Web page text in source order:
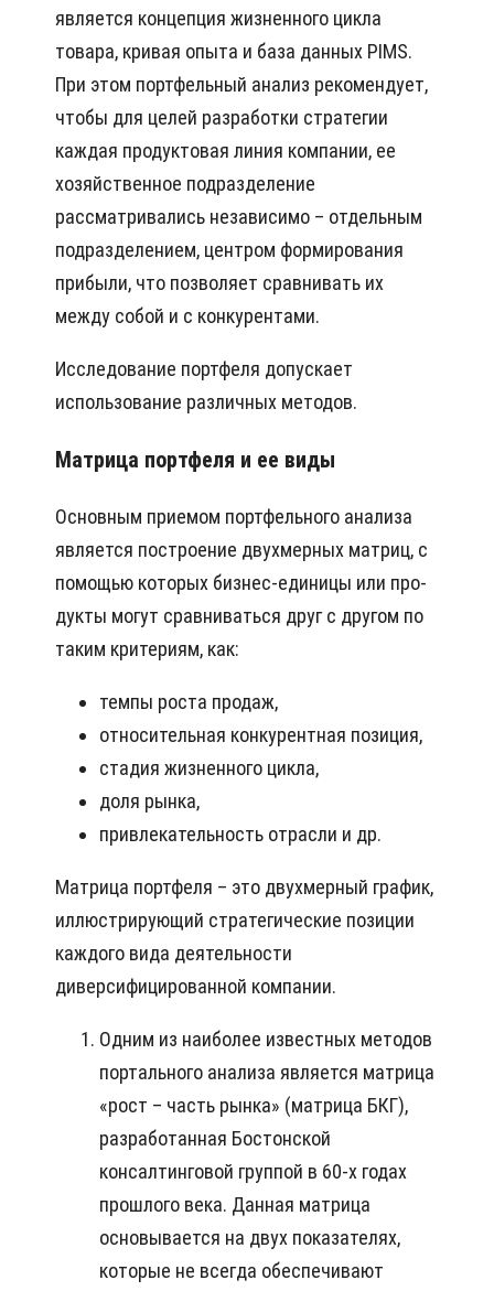
является концепция жизненного цикла
товара, кривая опыта и база данных PIMS.
При этом портфельный анализ рекомендует,
чтобы для целей разработки стратегии
каждая продуктовая линия компании, ее
хозяйственное подразделение
рассматривались независимо – отдельным
подразделением, центром формирования
прибыли, что позволяет сравнивать их
между собой и с конкурентами.
Исследование портфеля допускает
использование различных методов.
Матрица портфеля и ее виды
Основным приемом портфельного анализа
является построение двухмерных матриц, с
помощью которых бизнес-единицы или про­
дукты могут сравниваться друг с другом по
таким критериям, как:
темпы роста продаж,
относительная конкурентная позиция,
стадия жизненного цикла,
доля рынка,
привлекательность отрасли и др.
Матрица портфеля – это двухмерный график,
иллюстрирующий стратегические позиции
каждого вида деятельности
диверсифицированной компании.
Одним из наиболее известных методов
портального анализа является матрица
«рост – часть рынка» (матрица БКГ),
разработанная Бостонской
консалтинговой группой в 60-х годах
прошлого века. Данная матрица
основывается на двух показателях,
которые не всегда обеспечивают